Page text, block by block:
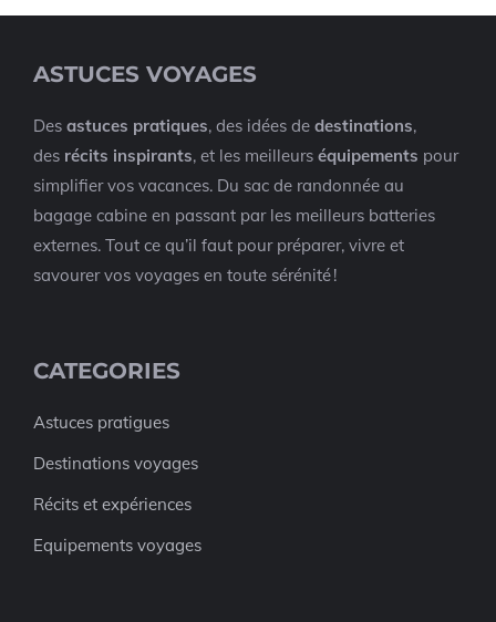
ASTUCES VOYAGES
Des astuces pratiques, des idées de destinations,
des récits inspirants, et les meilleurs équipements pour
simplifier vos vacances. Du sac de randonnée au
bagage cabine en passant par les meilleurs batteries
externes. Tout ce qu’il faut pour préparer, vivre et
savourer vos voyages en toute sérénité !
CATEGORIES
Astuces pratigues
Destinations voyages
Récits et expériences
Equipements voyages